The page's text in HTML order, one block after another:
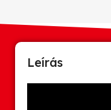
Leírás